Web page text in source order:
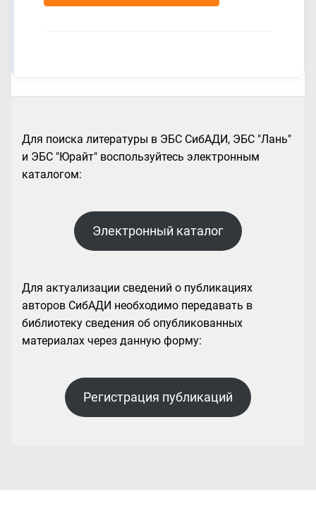
Для поиска литературы в ЭБС СибАДИ, ЭБС "Лань"
и ЭБС "Юрайт" воспользуйтесь электронным
каталогом:
Электронный каталог
Для актуализации сведений о публикациях
авторов СибАДИ необходимо передавать в
библиотеку сведения об опубликованных
материалах через данную форму:
Регистрация публикаций